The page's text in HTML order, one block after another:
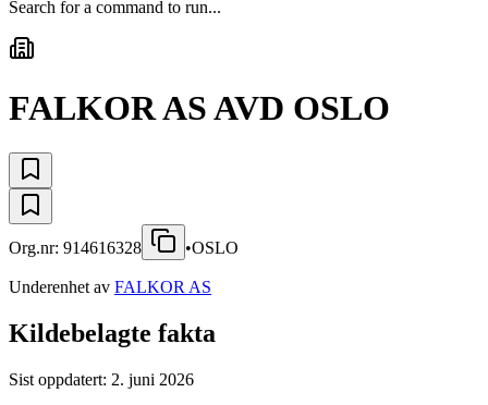
Search for a command to run...
FALKOR AS AVD OSLO
Org.nr: 914616328 •OSLO
Underenhet av FALKOR AS
Kildebelagte fakta
Sist oppdatert: 2. juni 2026